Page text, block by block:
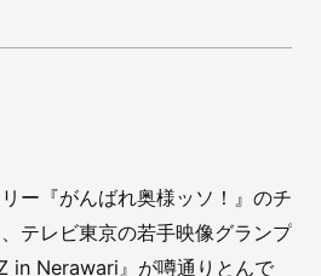
ー『がんばれ奥様ッソ！』のチ
テレビ東京の若手映像グランプ
in Nerawari』が噂通りとんで